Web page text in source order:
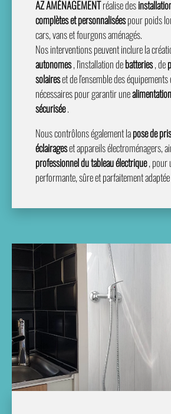
AZ AMÉNAGEMENTréalise des
complètes et personnaliséespour poids
cars, vans et fourgons aménagés.
Nos interventions peuvent inclure la
autonomes, l'installation debatteries, de
solaireset de l'ensemble des
nécessaires pour garantir une
sécurisée.
Nous contrôlons également lapose de
éclairageset appareils électroménagers,
professionnel du tableau électrique, pour
performante, sûre et parfaitement